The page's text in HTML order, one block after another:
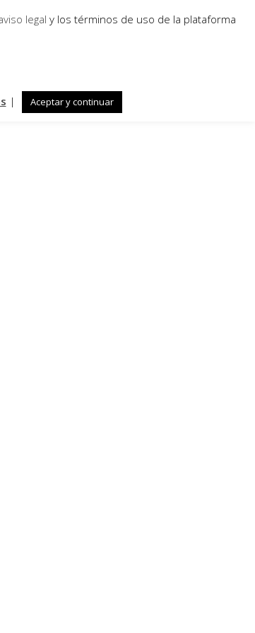
legal y los términos de uso de la plataforma
| Aceptar y continuar